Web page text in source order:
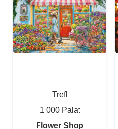
Trefl
1 000 Palat
Flower Shop